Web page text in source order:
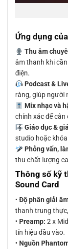
Ứng dụng
Thu âm
âm thanh khi
điện.
Podcast &
ràng, giúp người
Mix nhạc và
chính xác để
Giáo dục &
studio hoặc
Phỏng vấn,
thu chất lượng
Thông số kỹ
Sound Card
• Độ phân giải
thanh trung
• Preamp: 2 x
tín hiệu đầu vào.
• Nguồn